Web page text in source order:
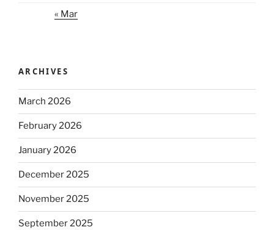
« Mar
ARCHIVES
March 2026
February 2026
January 2026
December 2025
November 2025
September 2025